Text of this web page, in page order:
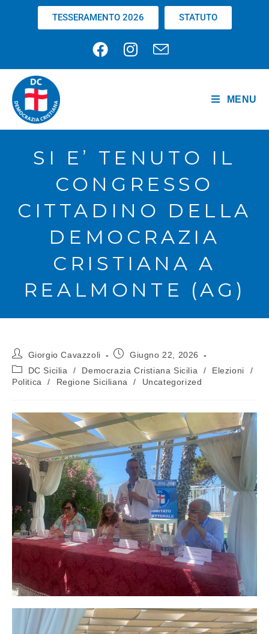
TESSERAMENTO 2026 STATUTO
MENU
SI E’ TENUTO IL
CONGRESSO
CITTADINO DELLA
DEMOCRAZIA
CRISTIANA A
REALMONTE (AG)
Giorgio Cavazzoli
Giugno 22, 2026
DC Sicilia
/ Democrazia Cristiana Sicilia / Elezioni
/
Politica
/ Regione Siciliana / Uncategorized